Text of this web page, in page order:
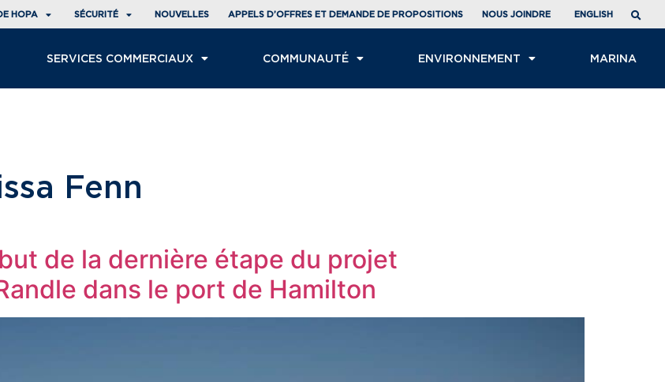
HOPA SÉCURITÉ NOUVELLES APPELS D’OFFRES ET DEMANDE DE PROPOSITIONS NOUS JOINDRE ENGLISH
SERVICES COMMERCIAUX COMMUNAUTÉ ENVIRONNEMENT MARINA
Fenn
de la dernière étape du projet
dans le port de Hamilton